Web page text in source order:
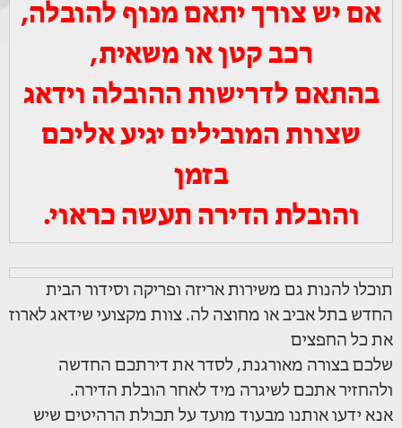
אם יש צורך יתאם מנוף להובלה,
רכב קטן או משאית,
בהתאם לדרישות ההובלה וידאג
שצוות המובילים יגיע אליכם
בזמן
והובלת הדירה תעשה כראוי.
תוכלו להנות גם משירות אריזה ופריקה וסידור הבית
החדש בתל אביב או מחוצה לה. צוות מקצועי שידאג לארוז
את כל החפצים
שלכם בצורה מאורגנת, לסדר את דירתכם החדשה
ולהחזיר אתכם לשיגרה מיד לאחר הובלת הדירה.
אנא ידעו אותנו מבעוד מועד על תכולת הרהיטים שיש